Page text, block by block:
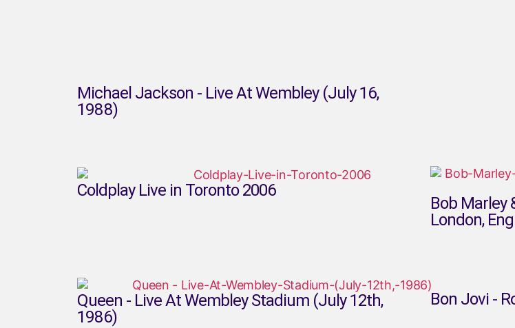
Michael Jackson - Live At Wembley (July 16,
1988)
Coldplay Live in Toronto 2006
Bob Marley
London,
Queen - Live At Wembley Stadium (July 12th,
1986)
Bon Jovi -